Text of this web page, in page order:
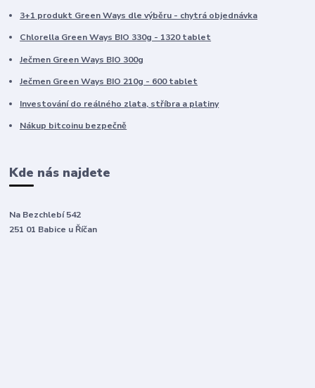
3+1 produkt Green Ways dle výběru - chytrá objednávka
Chlorella Green Ways BIO 330g - 1320 tablet
Ječmen Green Ways BIO 300g
Ječmen Green Ways BIO 210g - 600 tablet
Investování do reálného zlata, stříbra a platiny
Nákup bitcoinu bezpečně
Kde nás najdete
Na Bezchlebí 542
251 01 Babice u Říčan